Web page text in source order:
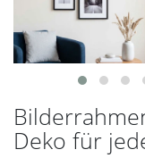
Deko für